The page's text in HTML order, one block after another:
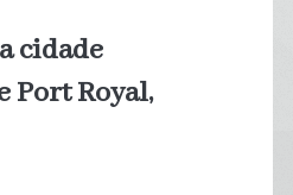
cidade
Port Royal,